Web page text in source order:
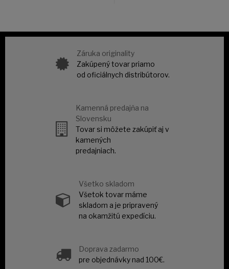
Záruka originality
Zakúpený tovar priamo
od oficiálnych distribútorov.
Kamenná predajňa na
Slovensku
Tovar si môžete zakúpiť aj v
kamených
predajniach.
Všetko skladom
Všetok tovar máme
skladom a je pripravený
na okamžitú expedíciu.
Doprava zadarmo
pre objednávky nad 100€.